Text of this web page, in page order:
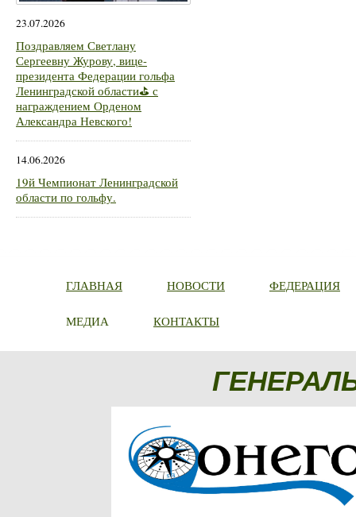
23.07.2026
Поздравляем Светлану
Сергеевну Журову, вице-
президента Федерации гольфа
Ленинградской области⛳ с
награждением Орденом
Александра Невского!
14.06.2026
19й Чемпионат Ленинградской
области по гольфу.
ГЛАВНАЯ НОВОСТИ ФЕДЕРАЦИЯ
МЕДИА КОНТАКТЫ